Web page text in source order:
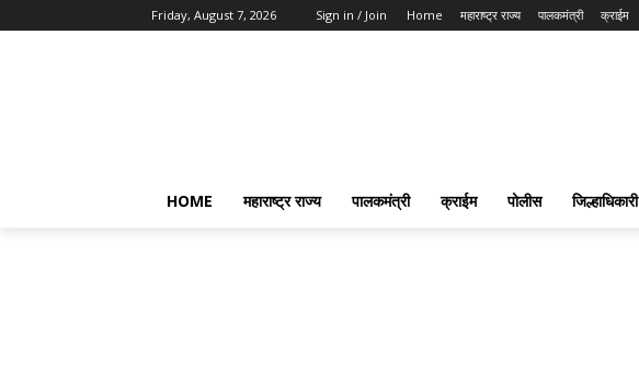
Friday, August 7, 2026 Sign in / Join Home महाराष्ट्र राज्य पालकमंत्री क्राईम
HOME महाराष्ट्र राज्य पालकमंत्री क्राईम पोलीस जिल्हाधिकारी